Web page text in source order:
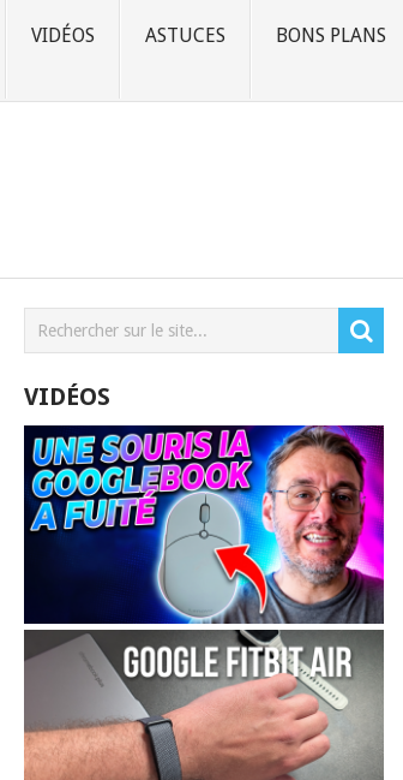
VIDÉOS ASTUCES BONS PLANS
VIDÉOS